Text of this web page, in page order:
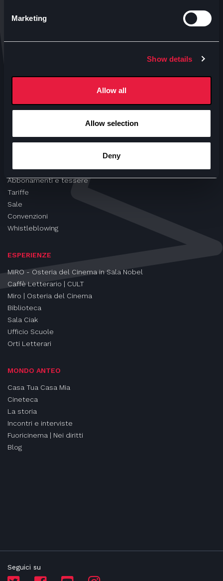
Marketing
Show details
Allow all
Allow selection
Deny
Accessibilità
CINEMA
Eventi e Rassegne
Abbonamenti e tessere
Tariffe
Sale
Convenzioni
Whistleblowing
ESPERIENZE
MIRO - Osteria del Cinema in Sala Nobel
Caffè Letterario | CULT
Miro | Osteria del Cinema
Biblioteca
Sala Ciak
Ufficio Scuole
Orti Letterari
MONDO ANTEO
Casa Tua Casa Mia
Cineteca
La storia
Incontri e interviste
Fuoricinema | Nei diritti
Blog
Seguici su